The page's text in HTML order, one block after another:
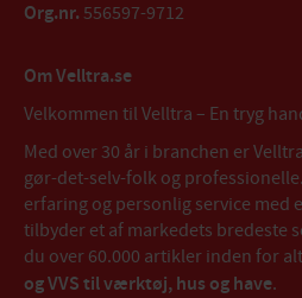
Org.nr. 556597-9712
Om Velltra.se
Velkommen til Velltra – En tryg
Med over 30 år i branchen er
gør-det-selv-folk og
erfaring og personlig service med
tilbyder et af markedets bredeste
du over 60.000 artikler inden for
og VVS til værktøj, hus og have.